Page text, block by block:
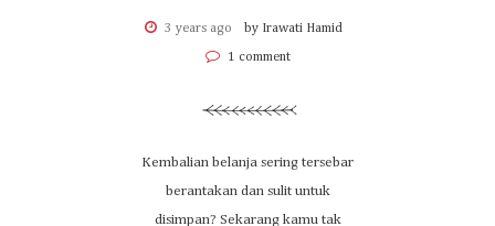
3 years ago by Irawati Hamid
1 comment
Kembalian belanja sering tersebar
berantakan dan sulit untuk
disimpan? Sekarang kamu tak